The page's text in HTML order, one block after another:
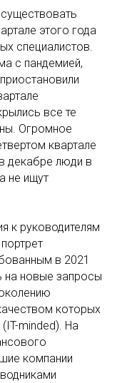
этого года
специалистов.
с пандемией,
все те
Огромное
квартале
декабре люди в
не ищут
к руководителям
в 2021
на новые запросы
которых
minded). На
компании